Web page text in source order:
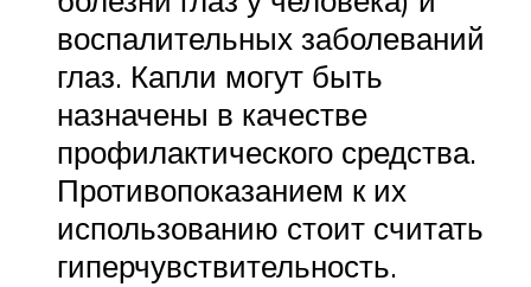
воспалительных заболеваний
глаз. Капли могут быть
назначены в качестве
профилактического средства.
Противопоказанием к их
использованию стоит считать
гиперчувствительность.